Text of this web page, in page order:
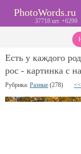
PhotoWords.ru
37718 шт. +6299
Есть у каждого
рос - картинка с
Рубрика: Разные (278)